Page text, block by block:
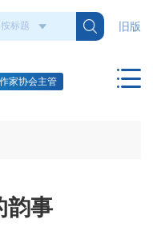
旧版
家协会主管
韵事